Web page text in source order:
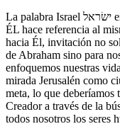
La palabra Israel ישׂראל en su esencia significa: Isra, directo mientras
ÉL hace referencia al
hacia Él, invitación no
de Abraham sino para
enfoquemos nuestras
mirada Jerusalén como
meta, lo que
Creador a través de la
todos nosotros los seres